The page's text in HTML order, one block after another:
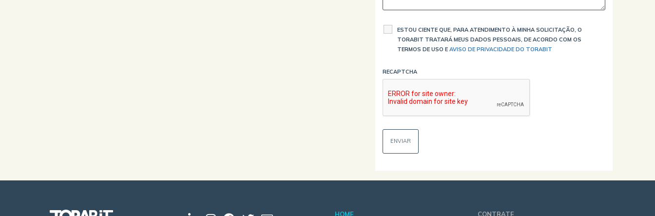
ESTOU CIENTE QUE, PARA ATENDIMENTO À MINHA SOLICITAÇÃO, O
TORABIT TRATARÁ MEUS DADOS PESSOAIS, DE ACORDO COM OS
TERMOS DE USO E AVISO DE PRIVACIDADE DO TORABIT
RECAPTCHA
HOME CONTRATE